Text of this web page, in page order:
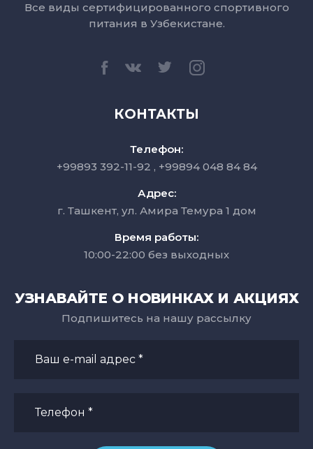
Все виды сертифицированного спортивного
питания в Узбекистане.
КОНТАКТЫ
Телефон:
+99893 392-11-92
+99894 048 84 84
Адрес:
г. Ташкент, ул. Амира Темура 1 дом
Время работы:
10:00-22:00 без выходных
УЗНАВАЙТЕ О НОВИНКАХ И АКЦИЯХ
Подпишитесь на нашу рассылку